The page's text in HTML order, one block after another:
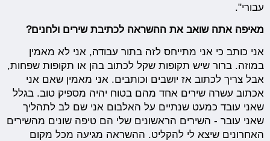
עבורי".
מאיפה אתה שואב את ההשראה לכתיבת שירים ולחנים?
אני כותב כי אני מתייחס לזה בתור עבודה, אני לא מאמין
במוזה. ברור שיש תקופות שקל לכתוב בהן או תקופות שפחות,
אבל צריך לכתוב אז יושבים וכותבים. אני מאמין שאם אני
אכתוב עשרה שירים אחד מהם בטוח יהיה מספיק טוב. בגלל
שאני עובד כמעט שנתיים על האלבום אני שם לב לתהליך
שאני עובר - השירים הראשונים שלי הם טיפה שונים מהשירים
האחרונים שיצא לי להקליט. ההשראה מגיעה מכל מקום